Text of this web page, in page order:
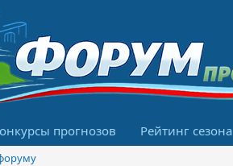
прогнозов Рейтинг сезона